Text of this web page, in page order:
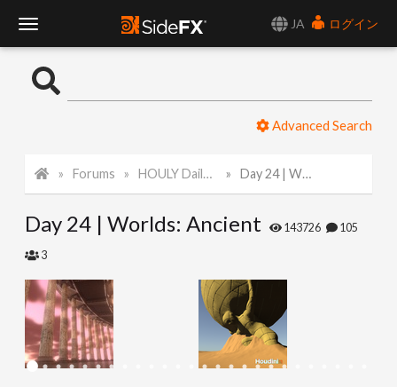
JA
ログイン
o
l
N
Advanced Search
Forums HOULY Daily Challenge Day 24 | Worlds: Ancient
Day 24 | Worlds: Ancient 143726 105
3